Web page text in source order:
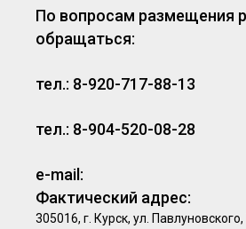
По вопросам размещения
обращаться:
тел.: 8-920-717-88-13
тел.: 8-904-520-08-28
e-mail:
Фактический адрес:
305016, г. Курск, ул. Павлуновского,